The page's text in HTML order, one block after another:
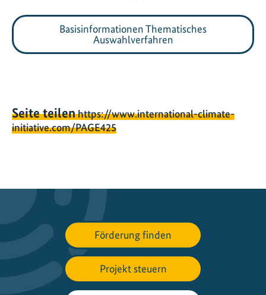
Basisinformationen Thematisches
Auswahlverfahren
Seite teilenhttps://www.international-climate-
initiative.com/PAGE425
Förderung finden
Projekt steuern